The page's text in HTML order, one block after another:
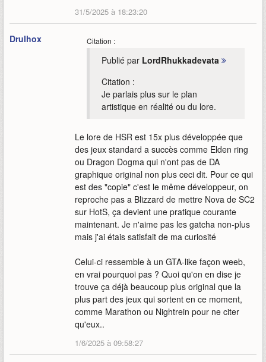
31/5/2025 à 18:23:20
Drulhox Citation :
Publié par LordRhukkadevata
Citation :
Je parlais plus sur le plan
artistique en réalité ou du lore.
Le lore de HSR est 15x plus développée que
des jeux standard a succès comme Elden ring
ou Dragon Dogma qui n'ont pas de DA
graphique original non plus ceci dit. Pour ce qui
est des "copie" c'est le même développeur, on
reproche pas a Blizzard de mettre Nova de SC2
sur HotS, ça devient une pratique courante
maintenant. Je n'aime pas les gatcha non-plus
mais j'ai étais satisfait de ma curiosité
Celui-ci ressemble à un GTA-like façon weeb,
en vrai pourquoi pas ? Quoi qu'on en dise je
trouve ça déjà beaucoup plus original que la
plus part des jeux qui sortent en ce moment,
comme Marathon ou Nightrein pour ne citer
qu'eux..
1/6/2025 à 09:58:27